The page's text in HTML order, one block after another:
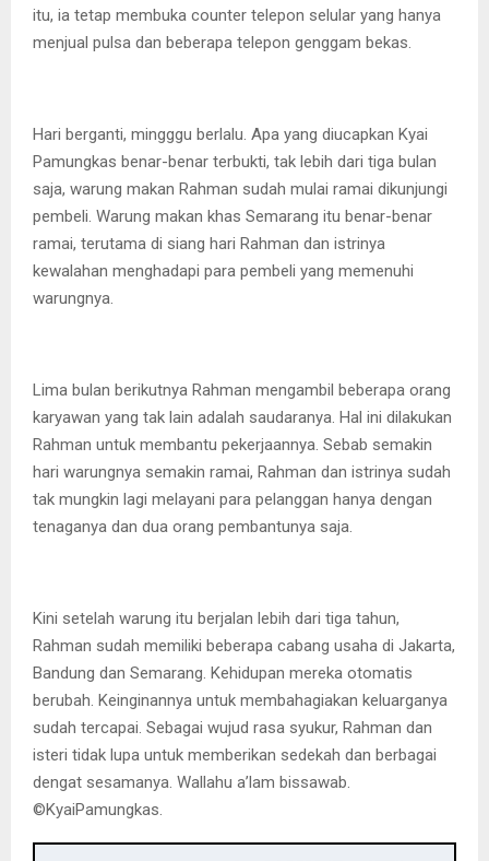
itu, ia tetap membuka counter telepon selular yang hanya
menjual pulsa dan beberapa telepon genggam bekas.
Hari berganti, mingggu berlalu. Apa yang diucapkan Kyai
Pamungkas benar-benar terbukti, tak lebih dari tiga bulan
saja, warung makan Rahman sudah mulai ramai dikunjungi
pembeli. Warung makan khas Semarang itu benar-benar
ramai, terutama di siang hari Rahman dan istrinya
kewalahan menghadapi para pembeli yang memenuhi
warungnya.
Lima bulan berikutnya Rahman mengambil beberapa orang
karyawan yang tak lain adalah saudaranya. Hal ini dilakukan
Rahman untuk membantu pekerjaannya. Sebab semakin
hari warungnya semakin ramai, Rahman dan istrinya sudah
tak mungkin lagi melayani para pelanggan hanya dengan
tenaganya dan dua orang pembantunya saja.
Kini setelah warung itu berjalan lebih dari tiga tahun,
Rahman sudah memiliki beberapa cabang usaha di Jakarta,
Bandung dan Semarang. Kehidupan mereka otomatis
berubah. Keinginannya untuk membahagiakan keluarganya
sudah tercapai. Sebagai wujud rasa syukur, Rahman dan
isteri tidak lupa untuk memberikan sedekah dan berbagai
dengat sesamanya. Wallahu a’lam bissawab.
©️KyaiPamungkas.